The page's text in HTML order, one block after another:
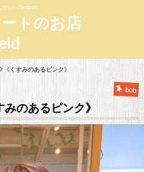
カットのexpert
トのお店
《くすみのあるピンク》
bob
のあるピンク》